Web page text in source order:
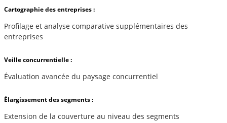
Cartographie des entreprises :
Profilage et analyse comparative supplémentaires des
entreprises
Veille concurrentielle :
Évaluation avancée du paysage concurrentiel
Élargissement des segments :
Extension de la couverture au niveau des segments